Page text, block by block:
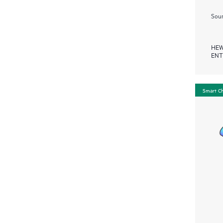
Smart